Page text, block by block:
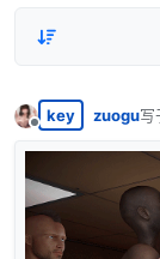
离线
key zuogu写
最